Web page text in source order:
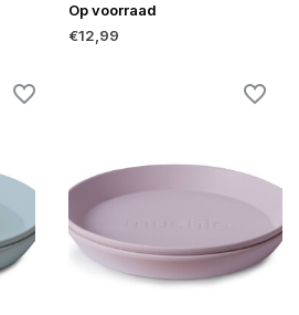
Op voorraad
€12,99